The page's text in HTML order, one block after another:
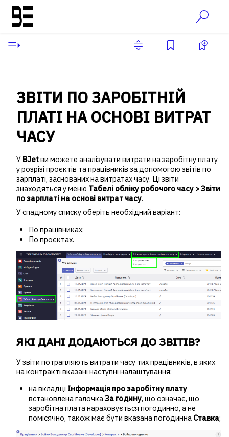
ЗВІТИ ПО ЗАРОБІТНІЙ
ПЛАТІ НА ОСНОВІ ВИТРАТ
ЧАСУ
У BJetви можете аналізувати витрати на заробітну плату
у розрізі проєктів та працівників за допомогою звітів по
зарплаті, заснованих на витратах часу. Ці звіти
знаходяться у меню Табелі обліку робочого часу > Звіти
по зарплаті на основі витрат часу.
У спадному списку оберіть необхідний варіант:
По працівниках;
По проєктах.
ЯКІ ДАНІ ДОДАЮТЬСЯ ДО ЗВІТІВ?
У звіти потрапляють витрати часу тих працівників, в яких
на контракті вказані наступні налаштування:
на вкладці Інформація про заробітну плату
встановлена галочкаЗа годину, що означає, що
заробітна плата нараховується погодинно, а не
помісячно, також має бути вказана погодинна Ставка;